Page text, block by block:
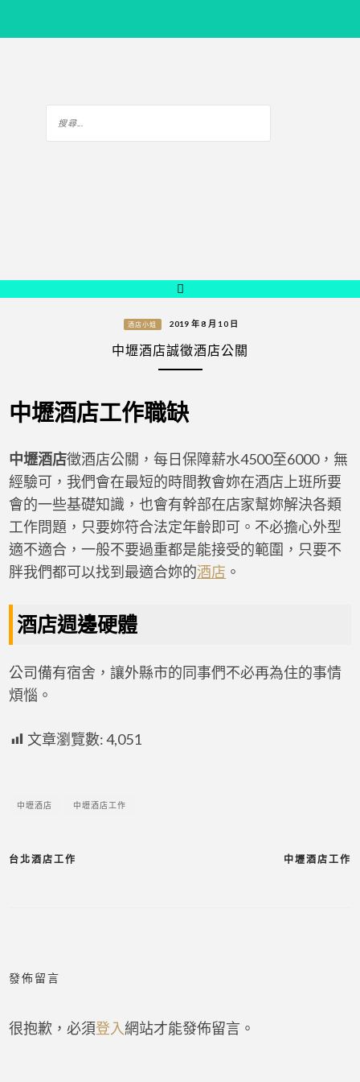
酒店小姐 2019 年 8 月 10 日
中壢酒店誠徵酒店公關
中壢酒店工作職缺
中壢酒店徵酒店公關，每日保障薪水4500至6000，無
經驗可，我們會在最短的時間教會妳在酒店上班所要
會的一些基礎知識，也會有幹部在店家幫妳解決各類
工作問題，只要妳符合法定年齡即可。不必擔心外型
適不適合，一般不要過重都是能接受的範圍，只要不
胖我們都可以找到最適合妳的酒店 。
酒店週邊硬體
公司備有宿舍，讓外縣市的同事們不必再為住的事情
煩惱。
文章瀏覽數:4,051
中壢酒店 中壢酒店工作
中壢酒店工作
台北酒店工作
發佈留言
很抱歉，必須登入網站才能發佈留言。